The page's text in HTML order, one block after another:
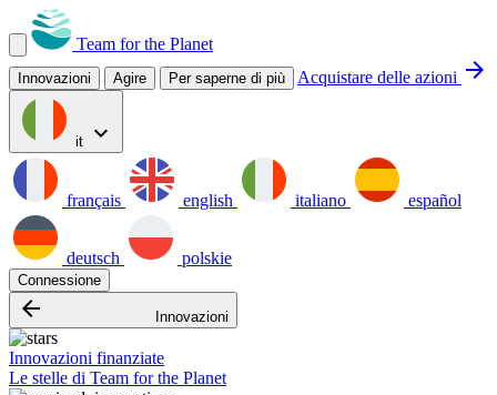
Team for the Planet
Innovazioni Agire Per saperne di più Acquistare delle azioni arrow_forward
it expand_more
français english italiano español
deutsch polskie
Connessione
arrow_backward Innovazioni
Innovazioni finanziate
Le stelle di Team for the Planet